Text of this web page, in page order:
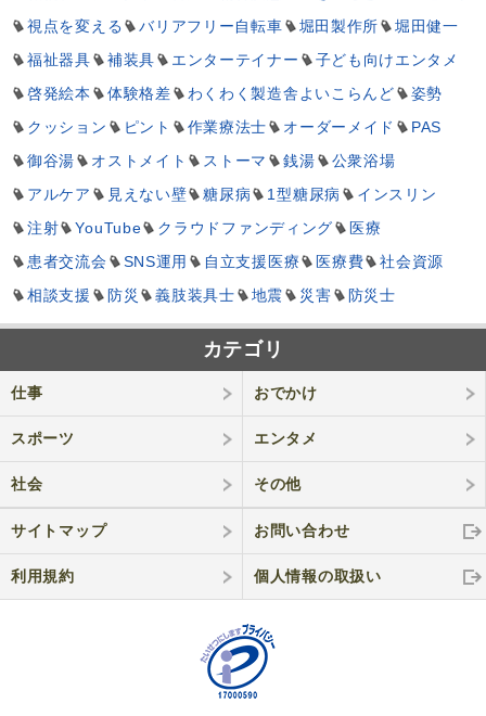
視点を変える
バリアフリー自転車 堀田製作所
堀田健一
福祉器具
補装具 エンターテイナー
子ども向けエンタメ
啓発絵本
体験格差 わくわく製造舎よいこらんど
姿勢
クッション
ピント 作業療法士 オーダーメイド
PAS
御谷湯
オストメイト ストーマ 銭湯
公衆浴場
アルケア
見えない壁 糖尿病 1型糖尿病
インスリン
注射
YouTube クラウドファンディング
医療
患者交流会
SNS運用 自立支援医療 医療費
社会資源
相談支援
防災 義肢装具士 地震 災害 防災士
カテゴリ
仕事 おでかけ
スポーツ エンタメ
社会 その他
サイトマップ お問い合わせ
利用規約 個人情報の取扱い